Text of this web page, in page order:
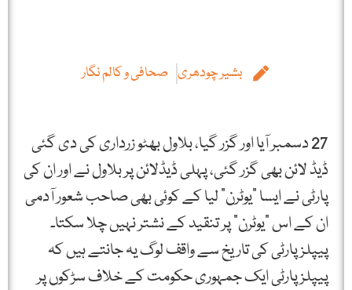
بشیر چودھری صحافی و کالم نگار
27 دسمبر آیا اور گزر گیا، بلاول بھٹو زرداری کی دی گئی
ڈیڈ لائن بھی گزر گئی، پہلی ڈیڈلائن پر بلاول نے اور ان کی
پارٹی نے ایسا "یوٹرن” لیا کے کوئی بھی صاحب شعور آدمی
ان کے اس "یوٹرن” پر تنقید کے نشتر نہیں چلا سکتا۔
پیپلزپارٹی کی تاریخ سے واقف لوگ یہ جانتے ہیں کہ
پیپلزپارٹی ایک جمہوری حکومت کے خلاف سڑکوں پر